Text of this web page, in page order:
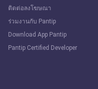
ติดต่อลงโฆษณา
ร่วมงานกับ Pantip
Download App Pantip
Pantip Certified Developer